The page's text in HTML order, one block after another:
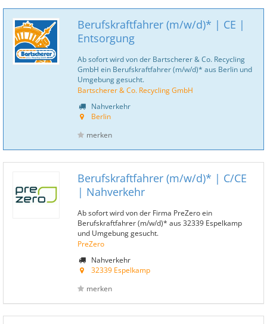
Berufskraftfahrer (m/w/d)* | CE |
Entsorgung
Ab sofort wird von der Bartscherer & Co. Recycling
GmbH ein Berufskraftfahrer (m/w/d)* aus Berlin und
Umgebung gesucht.
Bartscherer & Co. Recycling GmbH
Nahverkehr
Berlin
merken
Berufskraftfahrer (m/w/d)* | C/CE
| Nahverkehr
Ab sofort wird von der Firma PreZero ein
Berufskraftfahrer (m/w/d)* aus 32339 Espelkamp
und Umgebung gesucht.
PreZero
Nahverkehr
32339 Espelkamp
merken